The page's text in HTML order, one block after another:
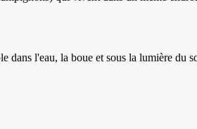
dans l'eau, la boue et sous la lumière du